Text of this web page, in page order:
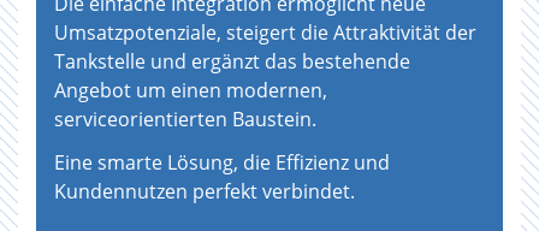
Umsatzpotenziale, steigert die Attraktivität der
Tankstelle und ergänzt das bestehende
Angebot um einen modernen,
serviceorientierten Baustein.
Eine smarte Lösung, die Effizienz und
Kundennutzen perfekt verbindet.